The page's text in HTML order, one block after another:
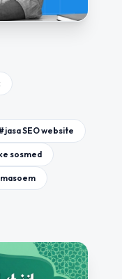
#jasa SEO website
sosmed